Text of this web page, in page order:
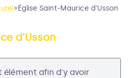
>Église Saint-Maurice d'Usson
d'Usson
élément afin d'y avoir